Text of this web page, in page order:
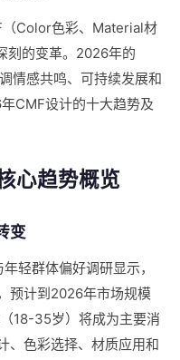
Color色彩、Material材
刻的变革。2026年的
情感共鸣、可持续发展和
CMF设计的十大趋势及
心趋势概览
变
轻群体偏好调研显示，
预计到2026年市场规模
18-35岁）将成为主要消
、色彩选择、材质应用和